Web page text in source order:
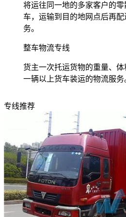
将运往同一地的多家客户的
车，运输到目的地网点后再
务。
整车物流专线
货主一次托运货物的重量、
一辆以上货车装运的物流服务
专线推荐